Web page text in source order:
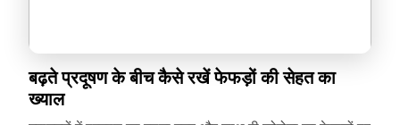
बढ़ते प्रदूषण के बीच कैसे रखें फेफड़ों की सेहत का
ख्याल